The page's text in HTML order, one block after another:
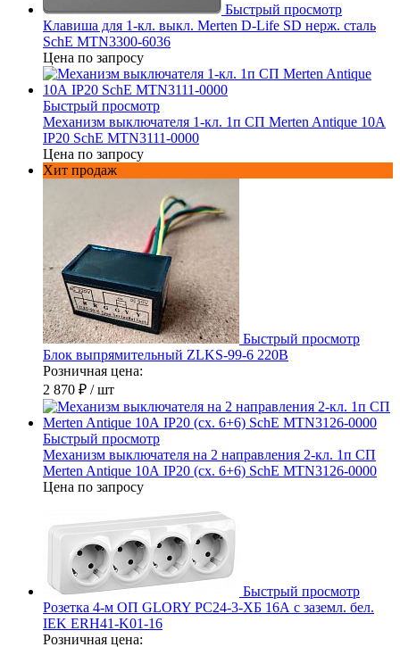
Быстрый просмотр
Клавиша для 1-кл. выкл. Merten D-Life SD нерж. сталь
SchE MTN3300-6036
Цена по запросу
Быстрый просмотр
Механизм выключателя 1-кл. 1п СП Merten Antique 10А
IP20 SchE MTN3111-0000
Цена по запросу
Хит продаж
Быстрый просмотр
Блок выпрямительный ZLKS-99-6 220В
Розничная цена:
2 870 ₽ / шт
Быстрый просмотр
Механизм выключателя на 2 направления 2-кл. 1п СП
Merten Antique 10А IP20 (сх. 6+6) SchE MTN3126-0000
Цена по запросу
Быстрый просмотр
Розетка 4-м ОП GLORY РС24-3-ХБ 16А с заземл. бел.
IEK ERH41-K01-16
Розничная цена: